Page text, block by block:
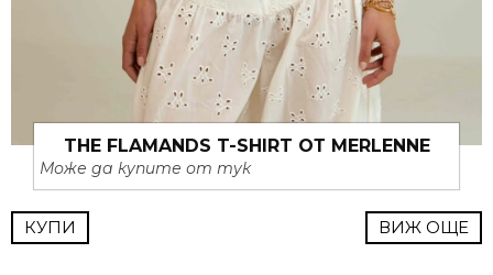
THE FLAMANDS T-SHIRT ОТ MERLENNE
Може да купите от тук
КУПИ ВИЖ ОЩЕ